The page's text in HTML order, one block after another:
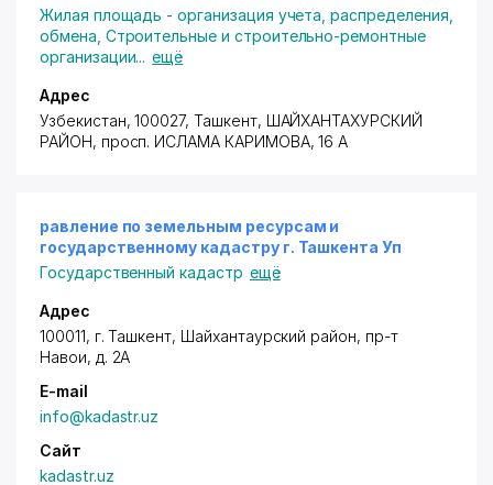
Жилая площадь - организация учета, распределения,
обмена Строительные и строительно-ремонтные
организации... ещё
Адрес
Узбекистан, 100027, Ташкент, ШАЙХАНТАХУРСКИЙ
РАЙОН, просп. ИСЛАМА КАРИМОВА, 16 А
равление по земельным ресурсам и
государственному кадастру г. Ташкента Уп
Государственный кадастр ещё
Адрес
100011, г. Ташкент, Шайхантаурский район, пр-т
Навои, д. 2А
E-mail
info@kadastr.uz
Сайт
kadastr.uz